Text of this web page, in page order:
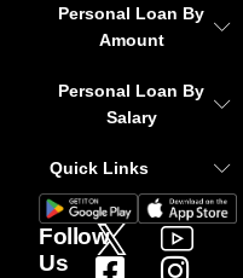
Personal Loan By
Amount
Personal Loan By
Salary
Quick Links
Follow
Us